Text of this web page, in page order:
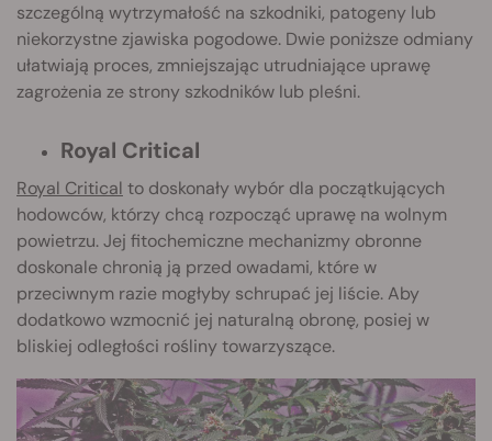
szczególną wytrzymałość na szkodniki, patogeny lub
niekorzystne zjawiska pogodowe. Dwie poniższe odmiany
ułatwiają proces, zmniejszając utrudniające uprawę
zagrożenia ze strony szkodników lub pleśni.
Royal Critical
Royal Critical to doskonały wybór dla początkujących
hodowców, którzy chcą rozpocząć uprawę na wolnym
powietrzu. Jej fitochemiczne mechanizmy obronne
doskonale chronią ją przed owadami, które w
przeciwnym razie mogłyby schrupać jej liście. Aby
dodatkowo wzmocnić jej naturalną obronę, posiej w
bliskiej odległości rośliny towarzyszące.